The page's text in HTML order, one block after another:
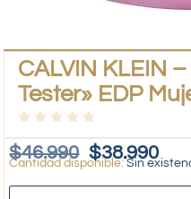
CALVIN KLEIN
Tester» EDP
$46.990 $38.990
Sin